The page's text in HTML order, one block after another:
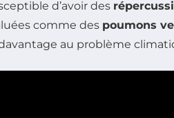
d’avoir des
comme des poumons
au problème